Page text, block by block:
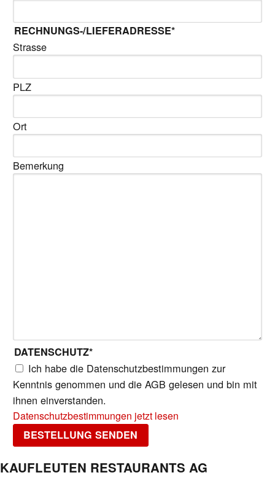
RECHNUNGS-/LIEFERADRESSE*
Strasse
PLZ
Ort
Bemerkung
DATENSCHUTZ*
Ich habe die Datenschutzbestimmungen zur
Kenntnis genommen und die AGB gelesen und bin mit
ihnen einverstanden.
Datenschutzbestimmungen jetzt lesen
KAUFLEUTEN RESTAURANTS AG